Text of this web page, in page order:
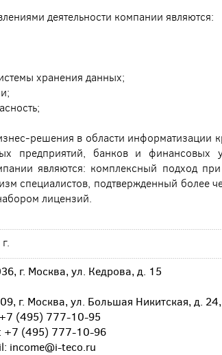
деятельности компании являются:
хранения данных;
решения в области информатизации
предприятий, банков и финансовых
являются: комплексный подход
специалистов, подтвержденный более
лицензий.
г. Москва, ул. Кедрова, д. 15
г. Москва, ул. Большая Никитская, д.
(495) 777-10-95
+7 (495) 777-10-96
income@i-teco.ru